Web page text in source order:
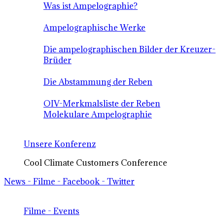
Was ist Ampelographie?
Ampelographische Werke
Die ampelographischen Bilder der Kreuzer-
Brüder
Die Abstammung der Reben
OIV-Merkmalsliste der Reben
Molekulare Ampelographie
Unsere Konferenz
Cool Climate Customers Conference
News - Filme - Facebook - Twitter
Filme - Events